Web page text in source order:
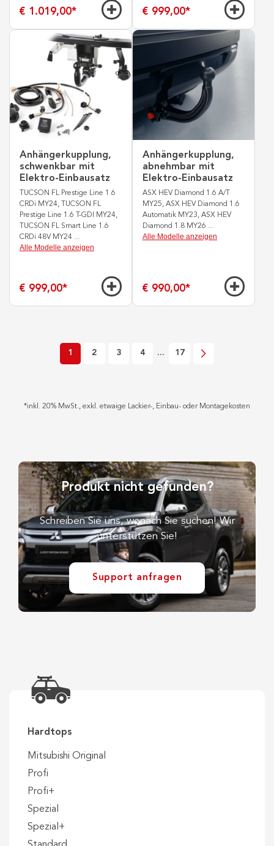
€ 1.019,00* € 999,00*
Anhängerkupplung,
schwenkbar mit
Elektro-Einbausatz
TUCSON FL Prestige Line 1.6
CRDi MY24, TUCSON FL
Prestige Line 1.6 T-GDI MY24,
TUCSON FL Smart Line 1.6
CRDi 48V MY24 ...
Alle Modelle anzeigen
€ 999,00*
Anhängerkupplung,
abnehmbar mit
Elektro-Einbausatz
ASX HEV Diamond 1.6 A/T
MY25, ASX HEV Diamond 1.6
Automatik MY23, ASX HEV
Diamond 1.8 MY26 ...
Alle Modelle anzeigen
€ 990,00*
1 2 3 4 ... 17
*inkl. 20% MwSt., exkl. etwaige Lackier-, Einbau- oder Montagekosten
Produkt nicht gefunden?
Schreiben Sie uns, wonach Sie suchen! Wir
unterstützen Sie!
Support anfragen
Hardtops
Mitsubishi Original
Profi
Profi+
Spezial
Spezial+